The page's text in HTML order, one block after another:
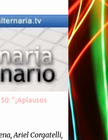
"¡Aplausos
Ariel Corgatelli,